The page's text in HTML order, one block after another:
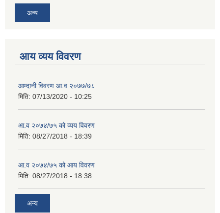
अन्य
आय व्यय विवरण
आम्दानी विवरण आ.व २०७७/७८
मिति: 07/13/2020 - 10:25
आ.व २०७४/७५ को व्यय विवरण
मिति: 08/27/2018 - 18:39
आ.व २०७४/७५ को आय विवरण
मिति: 08/27/2018 - 18:38
अन्य